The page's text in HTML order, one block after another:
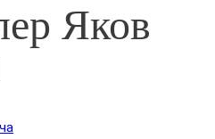
Яков